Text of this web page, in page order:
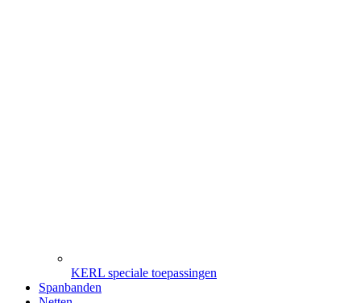
KERL speciale toepassingen
Spanbanden